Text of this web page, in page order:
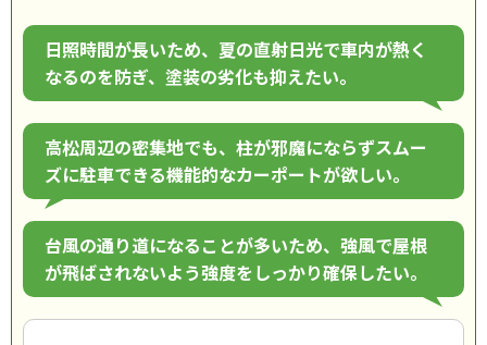
日照時間が長いため、夏の直射日光で車内が熱く
なるのを防ぎ、塗装の劣化も抑えたい。
高松周辺の密集地でも、柱が邪魔にならずスムー
ズに駐車できる機能的なカーポートが欲しい。
台風の通り道になることが多いため、強風で屋根
が飛ばされないよう強度をしっかり確保したい。